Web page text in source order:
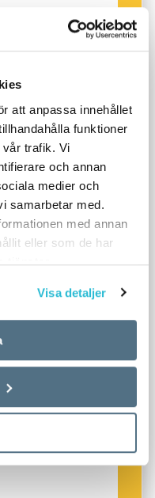
att anpassa innehållet
funktioner
trafik. Vi
och annan
medier och
samarbetar med.
med annan
eller som de har
tjänster.
Visa detaljer